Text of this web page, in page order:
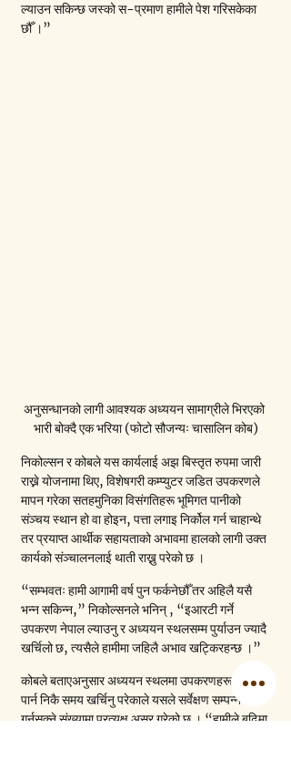
ल्याउन सकिन्छ जस्को स-प्रमाण हामीले पेश गरिसकेका
छौँ ।”
अनुसन्धानको लागी आवश्यक अध्ययन सामाग्रीले भिरएको
भारी बोक्दै एक भरिया (फोटो सौजन्यः चासालिन कोब)
निकोल्सन र कोबले यस कार्यलाई अझ बिस्तृत रुपमा जारी
राख्ने योजनामा थिए, विशेषगरी कम्प्युटर जडित उपकरणले
मापन गरेका सतहमुनिका विसंगतिहरू भूमिगत पानीको
संञ्चय स्थान हो वा होइन, पत्ता लगाइ निर्कोल गर्न चाहान्थे
तर प्रयाप्त आर्थीक सहायताको अभावमा हालको लागी उक्त
कार्यको संञ्चालनलाई थाती राख्नु परेको छ ।
“सम्भवतः हामी आगामी वर्ष पुन फर्कनेछौँ तर अहिलै यसै
भन्न सकिन्न,” निकोल्सनले भनिन् , “इआरटी गर्ने
उपकरण नेपाल ल्याउनु र अध्ययन स्थलसम्म पुर्याउन ज्यादै
खर्चिलो छ, त्यसैले हामीमा जहिलै अभाव खट्किरहन्छ ।”
कोबले बताएअनुसार अध्ययन स्थलमा उपकरणहरू तयार
पार्न निकै समय खर्चिनु परेकाले यसले सर्वेक्षण सम्पन्न
गर्नसक्ने संख्यामा प्रत्यक्ष असर गरेको छ । “हामीले बढिमा